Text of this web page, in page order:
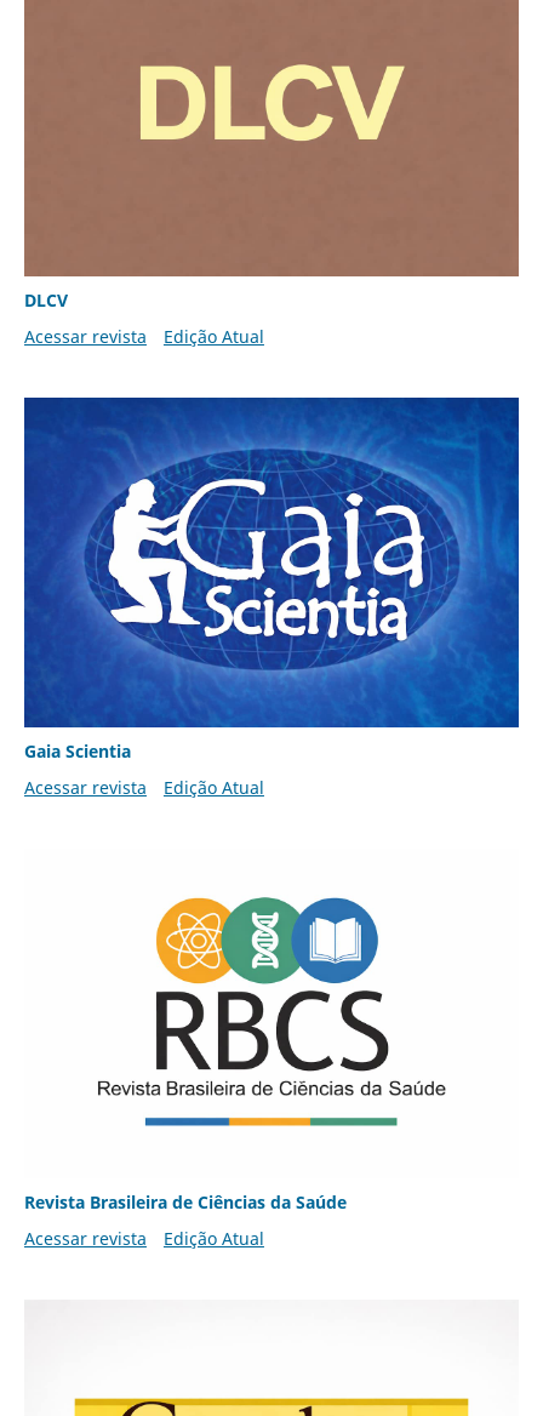
DLCV
Acessar revista
Edição Atual
Gaia Scientia
Acessar revista
Edição Atual
Revista Brasileira de Ciências da Saúde
Acessar revista
Edição Atual